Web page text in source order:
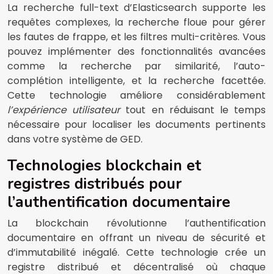
La recherche full-text d’Elasticsearch supporte les
requêtes complexes, la recherche floue pour gérer
les fautes de frappe, et les filtres multi-critères. Vous
pouvez implémenter des fonctionnalités avancées
comme la recherche par similarité, l’auto-
complétion intelligente, et la recherche facettée.
Cette technologie améliore considérablement
l’expérience utilisateur tout en réduisant le temps
nécessaire pour localiser les documents pertinents
dans votre système de GED.
Technologies blockchain et
registres distribués pour
l’authentification documentaire
La blockchain révolutionne l’authentification
documentaire en offrant un niveau de sécurité et
d’immutabilité inégalé. Cette technologie crée un
registre distribué et décentralisé où chaque